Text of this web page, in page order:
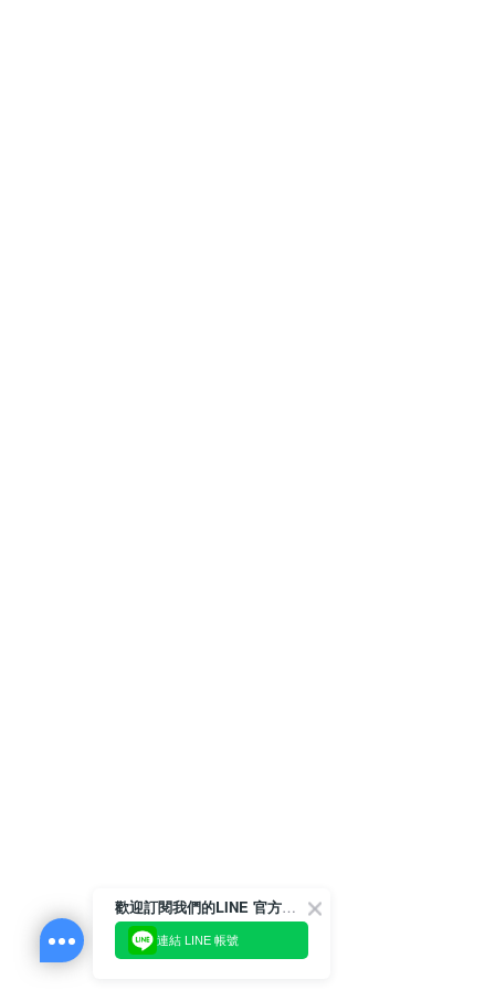
歡迎訂閱我們的LINE 官方帳號
連結 LINE 帳號